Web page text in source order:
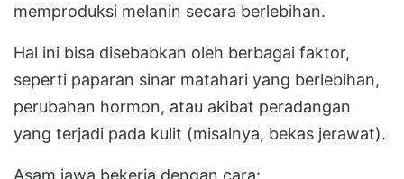
memproduksi melanin secara berlebihan.
Hal ini bisa disebabkan oleh berbagai faktor,
seperti paparan sinar matahari yang berlebihan,
perubahan hormon, atau akibat peradangan
yang terjadi pada kulit (misalnya, bekas jerawat).
Asam jawa bekerja dengan cara: